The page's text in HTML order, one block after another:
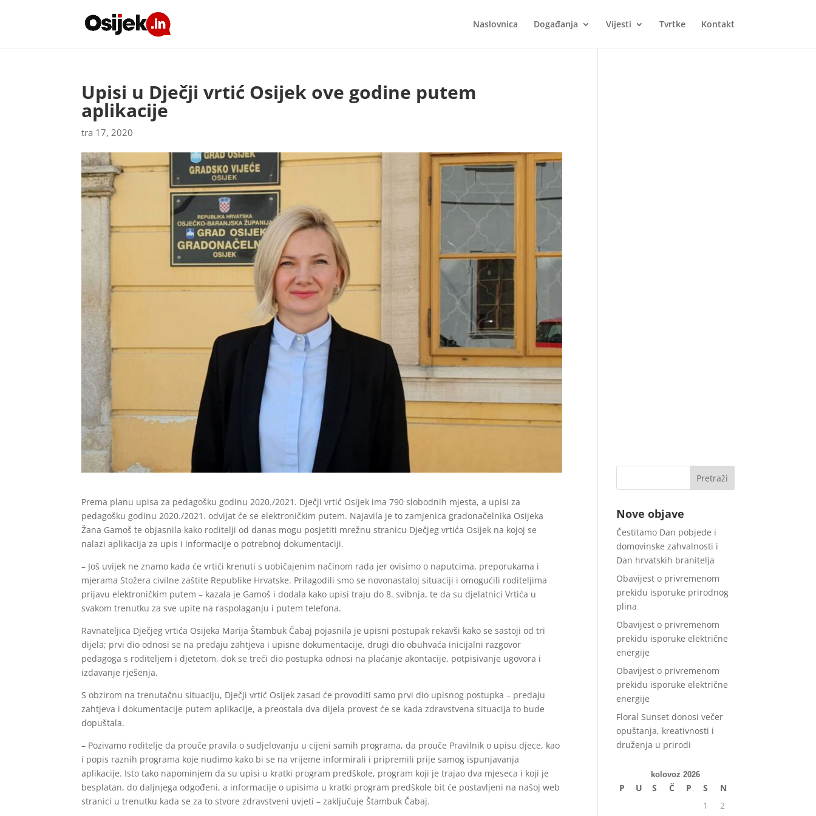
Naslovnica Događanja Vijesti Tvrtke Kontakt
Upisi u Dječji vrtić Osijek ove godine putem
aplikacije
tra 17, 2020
Prema planu upisa za pedagošku godinu 2020./2021. Dječji vrtić Osijek ima 790 slobodnih mjesta, a upisi za
pedagošku godinu 2020./2021. odvijat će se elektroničkim putem. Najavila je to zamjenica gradonačelnika Osijeka
Žana Gamoš te objasnila kako roditelji od danas mogu posjetiti mrežnu stranicu Dječjeg vrtića Osijek na kojoj se
nalazi aplikacija za upis i informacije o potrebnoj dokumentaciji.
– Još uvijek ne znamo kada će vrtići krenuti s uobičajenim načinom rada jer ovisimo o naputcima, preporukama i
mjerama Stožera civilne zaštite Republike Hrvatske. Prilagodili smo se novonastaloj situaciji i omogućili roditeljima
prijavu elektroničkim putem – kazala je Gamoš i dodala kako upisi traju do 8. svibnja, te da su djelatnici Vrtića u
svakom trenutku za sve upite na raspolaganju i putem telefona.
Ravnateljica Dječjeg vrtića Osijeka Marija Štambuk Čabaj pojasnila je upisni postupak rekavši kako se sastoji od tri
dijela; prvi dio odnosi se na predaju zahtjeva i upisne dokumentacije, drugi dio obuhvaća inicijalni razgovor
pedagoga s roditeljem i djetetom, dok se treći dio postupka odnosi na plaćanje akontacije, potpisivanje ugovora i
izdavanje rješenja.
S obzirom na trenutačnu situaciju, Dječji vrtić Osijek zasad će provoditi samo prvi dio upisnog postupka – predaju
zahtjeva i dokumentacije putem aplikacije, a preostala dva dijela provest će se kada zdravstvena situacija to bude
dopuštala.
– Pozivamo roditelje da prouče pravila o sudjelovanju u cijeni samih programa, da prouče Pravilnik o upisu djece, kao
i popis raznih programa koje nudimo kako bi se na vrijeme informirali i pripremili prije samog ispunjavanja
aplikacije. Isto tako napominjem da su upisi u kratki program predškole, program koji je trajao dva mjeseca i koji je
besplatan, do daljnjega odgođeni, a informacije o upisima u kratki program predškole bit će postavljeni na našoj web
stranici u trenutku kada se za to stvore zdravstveni uvjeti – zaključuje Štambuk Čabaj.
Nove objave
Čestitamo Dan pobjede i
domovinske zahvalnosti i
Dan hrvatskih branitelja
Obavijest o privremenom
prekidu isporuke prirodnog
plina
Obavijest o privremenom
prekidu isporuke električne
energije
Obavijest o privremenom
prekidu isporuke električne
energije
Floral Sunset donosi večer
opuštanja, kreativnosti i
druženja u prirodi
kolovoz 2026
P U S Č P S
N
1
2